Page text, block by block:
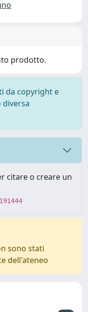
prodotto.
da copyright e
citare o creare un
sono stati
dell'ateneo